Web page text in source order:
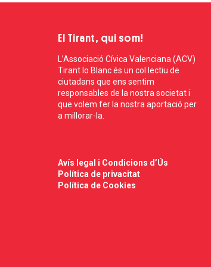
El Tirant, qui som!
L’Associació Cívica Valenciana (ACV)
Tirant lo Blanc és un col·lectiu de
ciutadans que ens sentim
responsables de la nostra societat i
que volem fer la nostra aportació per
a millorar-la.
Avís legal i Condicions d’Ús
Política de privacitat
Política de Cookies